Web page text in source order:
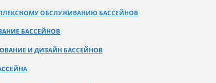
ОБСЛУЖИВАНИЮ БАССЕЙНОВ
БАССЕЙНОВ
И ДИЗАЙН БАССЕЙНОВ